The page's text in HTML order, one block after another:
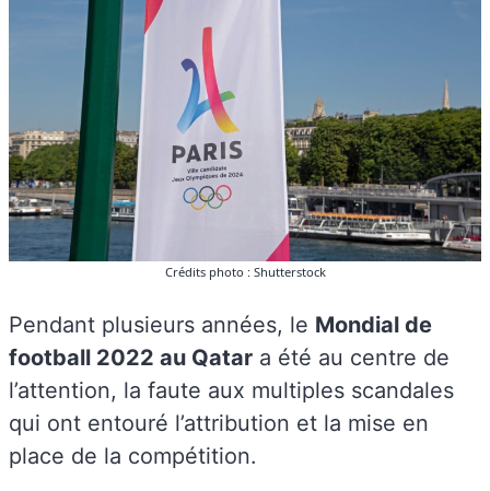
Crédits photo : Shutterstock
Pendant plusieurs années, le Mondial de
football 2022 au Qatar a été au centre de
l’attention, la faute aux multiples scandales
qui ont entouré l’attribution et la mise en
place de la compétition.